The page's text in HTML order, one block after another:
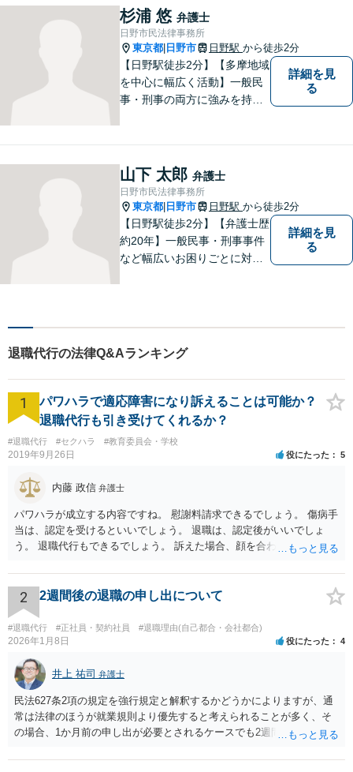
ト：誹謗中傷の削除、発信者
情報開示請求、名誉毀損によ
る損害賠償、企業や飲食店の
風評被害対策など」
杉浦 悠 弁護士
日野市民法律事務所
東京都 日野市 日野駅 から徒歩2分
【日野駅徒歩2分】【多摩地域
を中心に幅広く活動】一般民
事・刑事の両方に強みを持つ
です。まずはお気軽にご相談
ください。【子連れ相談OK】
詳細を見
る
山下 太郎 弁護士
日野市民法律事務所
東京都 日野市 日野駅 から徒歩2分
【日野駅徒歩2分】【弁護士歴
約20年】一般民事・刑事事件
など幅広いお困りごとに対応
とつの問題に真剣に向き合
い、最善の解決を目指しま
す。
詳細を見
る
退職代行の法律Q&Aランキング
1
パワハラで適応障害になり訴えることは可能か？
退職代行も引き受けてくれるか？
#退職代行 #セクハラ #教育委員会・学校
2019年9月26日 役にたった 5
内藤 政信 弁護士
パワハラが成立する内容ですね。 慰謝料請求できるでしょう。 傷病手
当は、認定を受けるといいでしょう。 退職は、認定後がいいでしょ
う。 退職代行もできるでしょう。 訴えた場合、顔を合わすことは、あ
れは 減じて来るでしょう。
2 2週間後の退職の申し出について
#退職代行 #正社員・契約社員 #退職理由(自己都合・会社都合)
2026年1月8日 役にたった 4
井上 祐司 弁護士
民法627条2項の規定を強行規定と解釈するかどうかによりますが、通
常は法律のほうが就業規則より優先すると考えられることが多く、そ
の場合、1か月前の申し出が必要とされるケースでも2週間前の退職予
申し出は世間のあらゆる業種で広く採用されたルールであり、それ自